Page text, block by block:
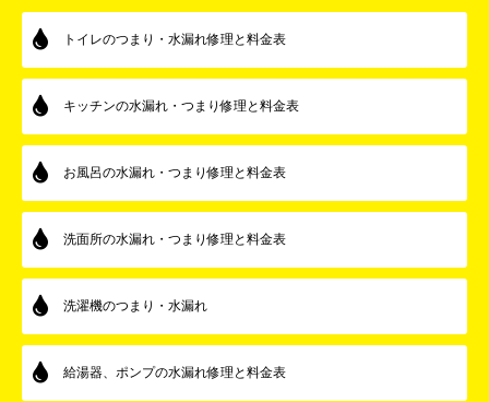
トイレのつまり・水漏れ修理と料金表
キッチンの水漏れ・つまり修理と料金表
お風呂の水漏れ・つまり修理と料金表
洗面所の水漏れ・つまり修理と料金表
洗濯機のつまり・水漏れ
給湯器、ポンプの水漏れ修理と料金表